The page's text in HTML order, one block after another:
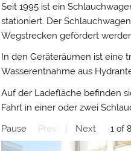
Seit 1995 ist ein
stationiert. Der
Wegstrecken gefördert
In den Geräteräumen ist eine
Wasserentnahme aus
Auf der Ladefläche befinden
Fahrt in einer oder zwei
Pause
Prev Next 2 of 8